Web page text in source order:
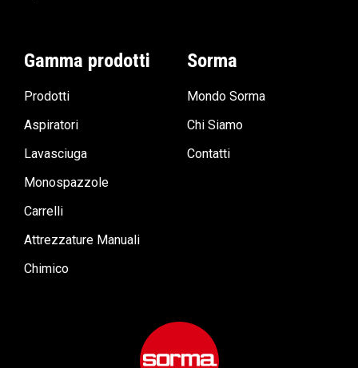
Gamma prodotti
Prodotti
Aspiratori
Lavasciuga
Monospazzole
Carrelli
Attrezzature Manuali
Chimico
Sorma
Mondo Sorma
Chi Siamo
Contatti